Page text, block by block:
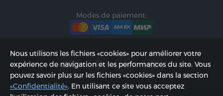
Modes de paiement:
Nous utilisons les fichiers «cookies» pour améliorer votre
expérience de navigation et les performances du site. Vous
pouvez savoir plus sur les fichiers «cookies» dans la section
«Confidentialité». En utilisant ce site vous acceptez